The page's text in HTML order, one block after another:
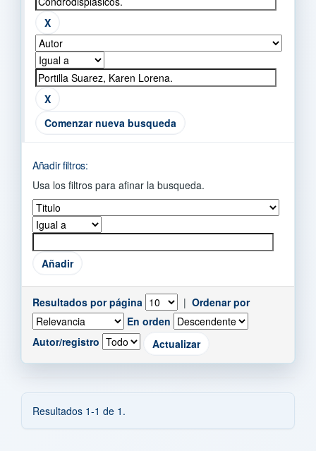
Comenzar nueva busqueda
Añadir filtros:
Usa los filtros para afinar la busqueda.
Resultados por página | Ordenar por
En orden
Autor/registro
Resultados 1-1 de 1.